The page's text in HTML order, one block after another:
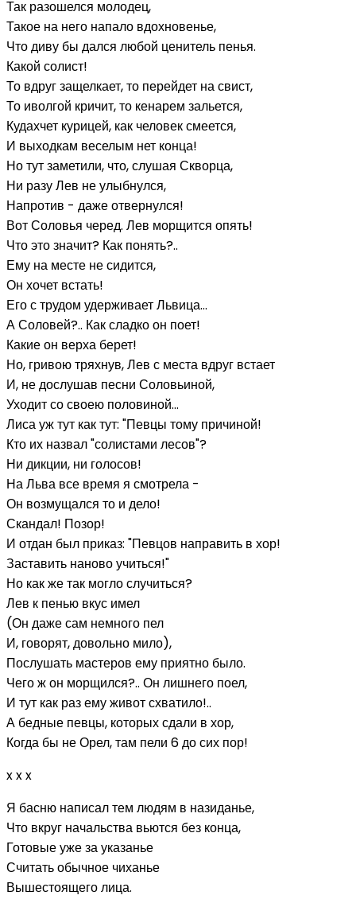
Так разошелся молодец,
Такое на него напало вдохновенье,
Что диву бы дался любой ценитель пенья.
Какой солист!
То вдруг защелкает, то перейдет на свист,
То иволгой кричит, то кенарем зальется,
Кудахчет курицей, как человек смеется,
И выходкам веселым нет конца!
Но тут заметили, что, слушая Скворца,
Ни разу Лев не улыбнулся,
Напротив - даже отвернулся!
Вот Соловья черед. Лев морщится опять!
Что это значит? Как понять?..
Ему на месте не сидится,
Он хочет встать!
Его с трудом удерживает Львица...
А Соловей?.. Как сладко он поет!
Какие он верха берет!
Но, гривою тряхнув, Лев с места вдруг встает
И, не дослушав песни Соловьиной,
Уходит со своею половиной...
Лиса уж тут как тут: "Певцы тому причиной!
Кто их назвал "солистами лесов"?
Ни дикции, ни голосов!
На Льва все время я смотрела -
Он возмущался то и дело!
Скандал! Позор!
И отдан был приказ: "Певцов направить в хор!
Заставить наново учиться!"
Но как же так могло случиться?
Лев к пенью вкус имел
(Он даже сам немного пел
И, говорят, довольно мило),
Послушать мастеров ему приятно было.
Чего ж он морщился?.. Он лишнего поел,
И тут как раз ему живот схватило!..
А бедные певцы, которых сдали в хор,
Когда бы не Орел, там пели 6 до сих пор!
x x x
Я басню написал тем людям в назиданье,
Что вкруг начальства вьются без конца,
Готовые уже за указанье
Считать обычное чиханье
Вышестоящего лица.